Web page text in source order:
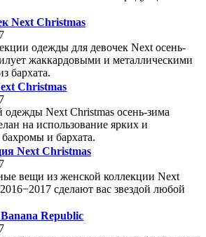
Next Christmas
одежды для девочек Next осень-
жаккардовыми и металлическими
бархата.
Christmas
Next Christmas осень-зима
на использование ярких и
и бархата.
Next Christmas
вещи из женской коллекции Next
сделают вас звездой любой
Republic